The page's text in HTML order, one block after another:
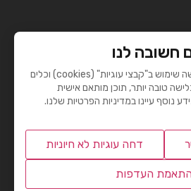
חשובה לנו
לידיעתכם, באתר זה נעשה שימוש ב"קבצי עוגיות" (cookies) וכלים
טובה יותר, תוכן מותאם אישית
נוסף עיינו במדיניות הפרטיות שלנו.
דחה עוגיות לא חיוניות
התאמת העדפות